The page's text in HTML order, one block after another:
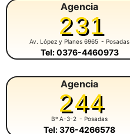
Agencia
231
Av. López y Planes 6965 - Posadas
Tel: 0376-4460973
Agencia
244
Bº A-3-2 - Posadas
Tel: 376-4266578